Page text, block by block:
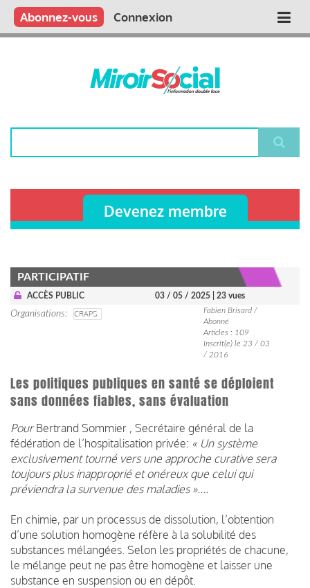
Aller
contenu
Main
Qui sommes nous ?
Vous publiez
Nous publions
Contactez-nous
Abonnez-vous Connexion
Devenez membre
PARTICIPATIF
ACCÈS PUBLIC 03 / 05 / 2025 | 23 vues
Organisations CRAPS
Fabien Brisard /
Abonné
Articles : 109
Inscrit(e) le 23 / 03
/ 2016
Les politiques publiques en santé se déploient
sans données fiables, sans évaluation
PourBertrand Sommier , Secrétaire général de la
fédération de l’hospitalisation privée: « Un système
exclusivement tourné vers une approche curative sera
toujours plus inapproprié et onéreux que celui qui
préviendra la survenue des maladies »....
En chimie, par un processus de dissolution, l’obtention
d’une solution homogène réfère à la solubilité des
substances mélangées. Selon les propriétés de chacune,
le mélange peut ne pas être homogène et laisser une
substance en suspension ou en dépôt.